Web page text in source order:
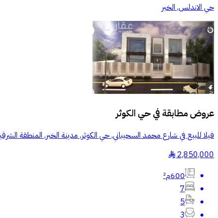
حي الاندلس, الخبر
عروض مطابقة فيحي الكوثر
فيلا للبيع في شارع محمد السحيباني, حي الكوثر, مدينة الخبر, المنطقة
2,850,000
§
600م²
7
5
3